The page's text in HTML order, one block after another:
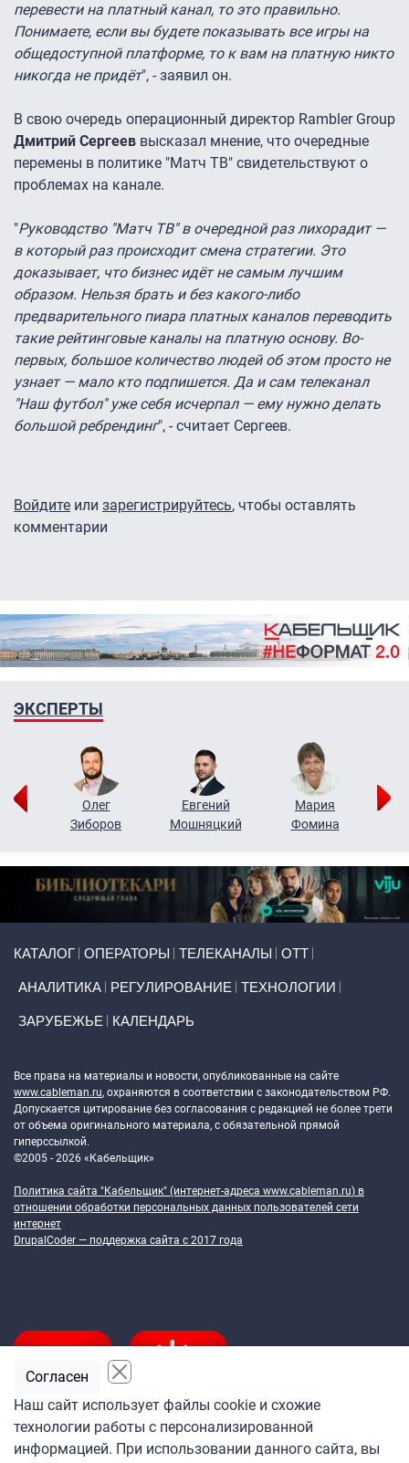
перевести на платный канал, то это правильно.
Понимаете, если вы будете показывать все игры на
общедоступной платформе, то к вам на платную никто
никогда не придёт", - заявил он.
В свою очередь операционный директор Rambler Group
Дмитрий Сергеев высказал мнение, что очередные
перемены в политике "Матч ТВ" свидетельствуют о
проблемах на канале.
"Руководство "Матч ТВ" в очередной раз лихорадит —
в который раз происходит смена стратегии. Это
доказывает, что бизнес идёт не самым лучшим
образом. Нельзя брать и без какого-либо
предварительного пиара платных каналов переводить
такие рейтинговые каналы на платную основу. Во-
первых, большое количество людей об этом просто не
узнает — мало кто подпишется. Да и сам телеканал
"Наш футбол" уже себя исчерпал — ему нужно делать
большой ребрендинг", - считает Сергеев.
Войдите или зарегистрируйтесь, чтобы оставлять
комментарии
ЭКСПЕРТЫ
Олег
Зиборов
Евгений
Мошняцкий
Мария
Фомина
КАТАЛОГ ОПЕРАТОРЫ ТЕЛЕКАНАЛЫ ОТТ
АНАЛИТИКА РЕГУЛИРОВАНИЕ ТЕХНОЛОГИИ
ЗАРУБЕЖЬЕ КАЛЕНДАРЬ
Все права на материалы и новости, опубликованные на сайте
www.cableman.ru, охраняются в соответствии с законодательством РФ.
Допускается цитирование без согласования с редакцией не более трети
от объема оригинального материала, с обязательной прямой
гиперссылкой.
©2005 - 2026 «Кабельщик»
Политика сайта "Кабельщик" (интернет-адреса www.cableman.ru) в
отношении обработки персональных данных пользователей сети
интернет
DrupalCoder — поддержка сайта c 2017 года
Подпишитесь
Наш сайт использует файлы cookie и схожие
технологии работы с персонализированной
информацией. При использовании данного сайта, вы
Согласен